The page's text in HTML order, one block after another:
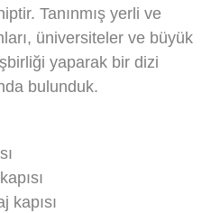
Tanınmış yerli ve
üniversiteler ve büyük
yaparak bir dizi
bulunduk.
kapısı